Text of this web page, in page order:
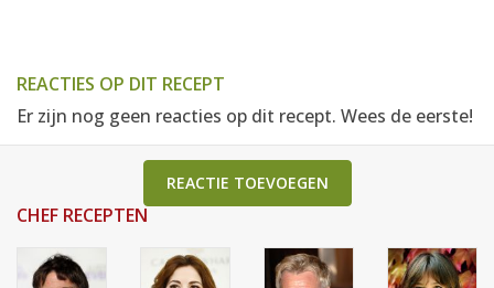
REACTIES OP DIT RECEPT
Er zijn nog geen reacties op dit recept. Wees de eerste!
REACTIE TOEVOEGEN
CHEF RECEPTEN